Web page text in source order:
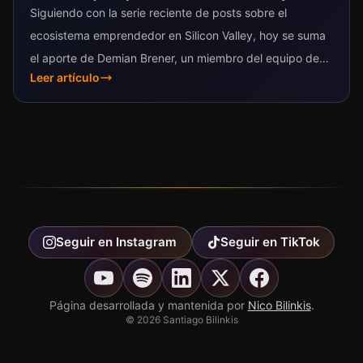
Siguiendo con la serie reciente de posts sobre el
ecosistema emprendedor en Silicon Valley, hoy se suma
el aporte de Demian Brener, un miembro del equipo de
Quasar....
Leer artículo
Seguir en Instagram Seguir en TikTok
Página desarrollada y mantenida por Nico Bilinkis.
© 2026Santiago Bilinkis